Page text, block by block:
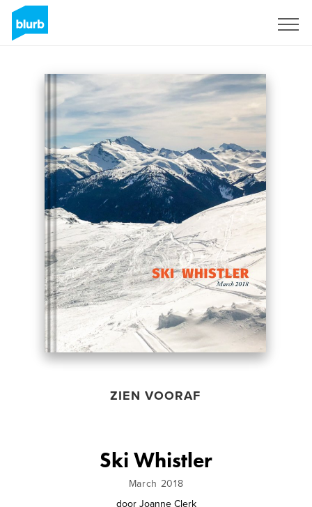
ZIEN VOORAF
Ski Whistler
March 2018
door Joanne Clerk